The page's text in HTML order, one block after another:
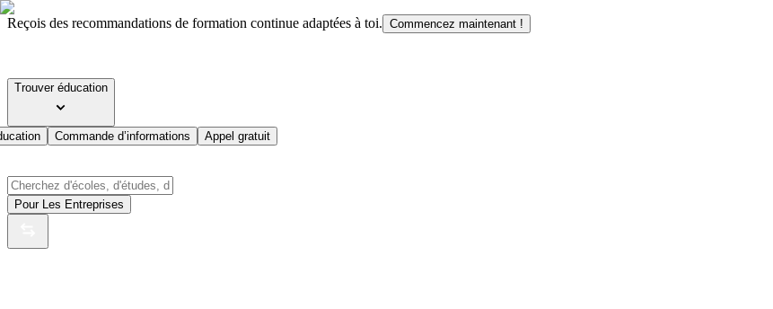
Reçois des recommandations de formation continue adaptées à toi. Commencez maintenant !
Trouver éducation
Commande d’informations Appel gratuit
Pour Les Entreprises